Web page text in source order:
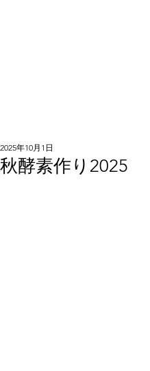
秋酵素作り2025
2025年10月1日